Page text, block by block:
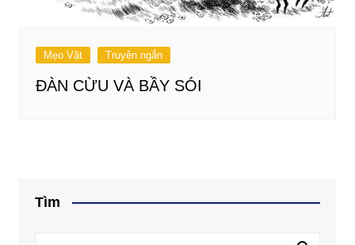
Mẹo Vặt Truyện ngắn
ĐÀN CỪU VÀ BẦY SÓI
Tìm